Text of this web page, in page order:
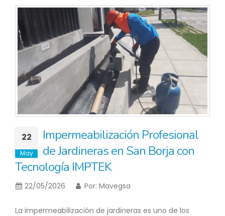
22
May
Impermeabilización Profesional
de Jardineras en San Borja con
Tecnología IMPTEK
22/05/2026 Por: Mavegsa
La impermeabilización de jardineras es uno de los